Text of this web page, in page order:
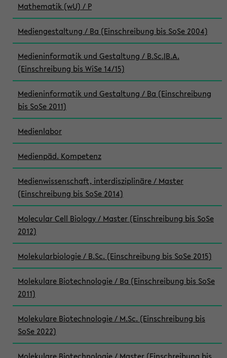
Mathematik (wU) / P
Mediengestaltung / Ba (Einschreibung bis SoSe 2004)
Medieninformatik und Gestaltung / B.Sc.|B.A.
(Einschreibung bis WiSe 14/15)
Medieninformatik und Gestaltung / Ba (Einschreibung
bis SoSe 2011)
Medienlabor
Medienpäd. Kompetenz
Medienwissenschaft, interdisziplinäre / Master
(Einschreibung bis SoSe 2014)
Molecular Cell Biology / Master (Einschreibung bis SoSe
2012)
Molekularbiologie / B.Sc. (Einschreibung bis SoSe 2015)
Molekulare Biotechnologie / Ba (Einschreibung bis SoSe
2011)
Molekulare Biotechnologie / M.Sc. (Einschreibung bis
SoSe 2022)